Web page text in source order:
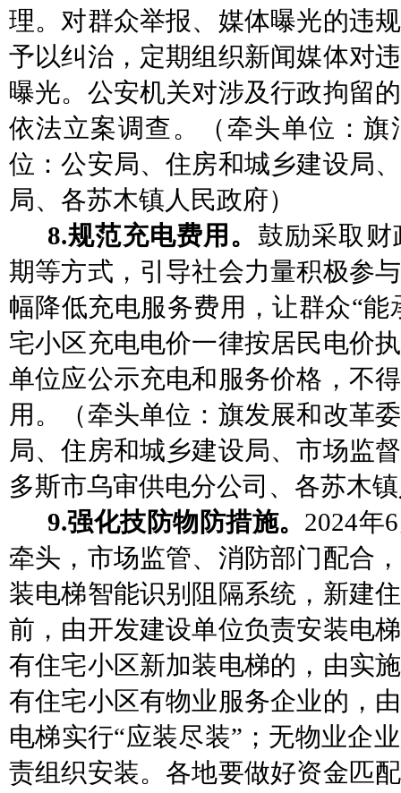
理。对群众举报、媒体曝光的违
予以纠治，定期组织新闻媒体对
曝光。公安机关对涉及行政拘留
依法立案调查。
（牵头单位：旗
位：公安局、住房和城乡建设局、
局、各苏木镇人民政府）
8.规范充电费用。 鼓励采取
期等方式，引导社会力量积极参
幅降低充电服务费用，让群众“能
宅小区充电电价一律按居民电价
单位应公示充电和服务价格，不
用。
（牵头单位：旗发展和改革
局、住房和城乡建设局、市场监
多斯市乌审供电分公司 、各苏木
9.强化技防物防措施。 2024年
牵头，市场监管、消防部门配合
装电梯智能识别阻隔系统，新建
前，由开发建设单位负责安装电
有住宅小区新加装电梯的，由实
有住宅小区有物业服务企业的，
电梯实行“应装尽装”；无物业企
责组织安装。各地要做好资金匹